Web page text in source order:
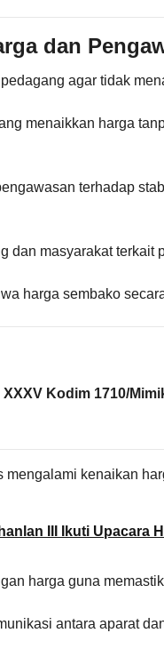
dan
agar tidak
menaikkan harga
terhadap
dan masyarakat terkait
harga sembako
Kodim 1710/
kenaikan
III Ikuti Upacara
harga guna
antara aparat